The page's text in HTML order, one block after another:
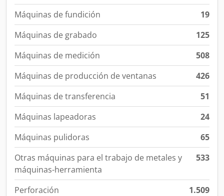
Máquinas de fundición
19
Máquinas de grabado
125
Máquinas de medición
508
Máquinas de producción de ventanas
426
Máquinas de transferencia
51
Máquinas lapeadoras
24
Máquinas pulidoras
65
Otras máquinas para el trabajo de metales y
máquinas-herramienta
533
Perforación
1.509